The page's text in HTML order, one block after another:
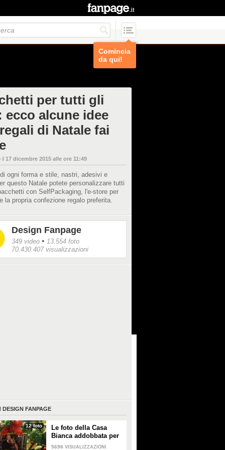
Comincia
da qui!
per tutti gli
ecco alcune idee
di Natale fai
il 17 dicembre 2015 alle ore 11:49
ogni forma e stile, nastri, adesivi e
questo Natale potete personalizzare tutti
con SelfPackaging, l'e-store per
la propria confezione regalo preferita.
Design Fanpage
349 video • 13.554 foto
70.430.407 visualizzazioni
DESIGN FANPAGE
12 foto
Le foto della Casa
Bianca addobbata per
Natale 2021
5696 VISUALIZZAZIONI